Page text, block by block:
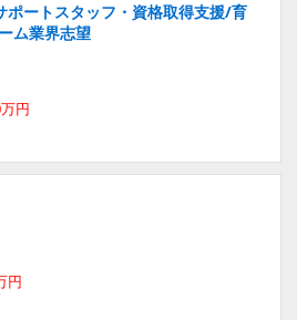
ートスタッフ・資格取得支援/育
ム業界志望
円
円